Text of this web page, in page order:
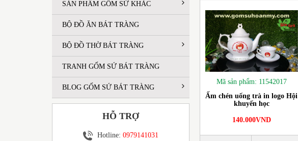
Mã sản phẩm: 11542017
Ấm chén uống trà in logo Hội
khuyến học
140.000VND
SẢN PHẨM GỐM SỨ KHÁC
BỘ ĐỒ ĂN BÁT TRÀNG
BỘ ĐỒ THỜ BÁT TRÀNG
TRANH GỐM SỨ BÁT TRÀNG
BLOG GỐM SỨ BÁT TRÀNG
HỖ TRỢ
Hotline: 0979141031